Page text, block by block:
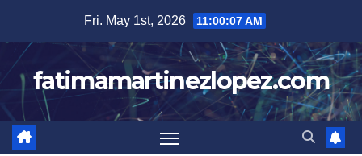
content
Fri. May 1st, 2026 11:00:08 AM
fatimamartinezlopez.com